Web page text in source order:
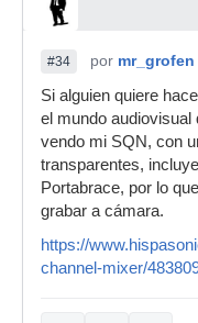
#34 por mr_grofen
Si alguien quiere
el mundo audiovisual
vendo mi SQN, con
transparentes,
Portabrace, por lo
grabar a cámara.
https://
channel-mixer/